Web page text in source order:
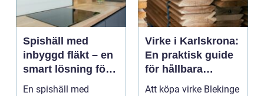
Spishäll med
inbyggd fläkt – en
smart lösning för
moderna kök
En spishäll med
Virke i Karlskrona:
En praktisk guide
för hållbara
byggprojekt
Att köpa virke Blekinge